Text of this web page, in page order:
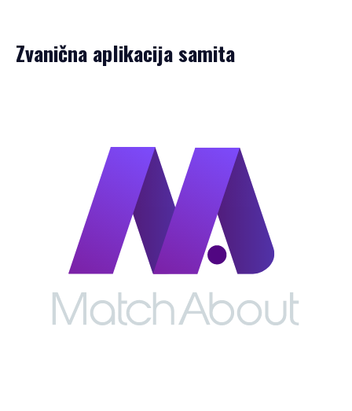
Zvanična aplikacija samita